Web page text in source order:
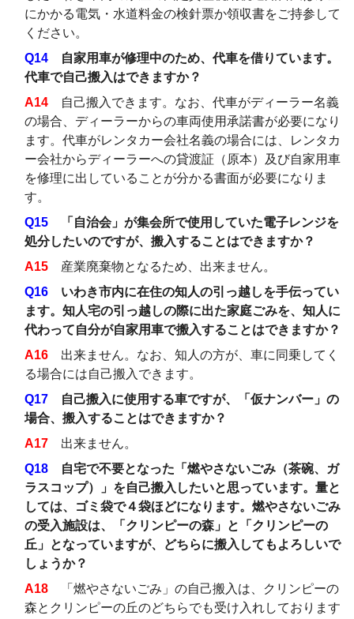
にかかる電気・水道料金の検針票か領収書をご持参して
ください。
Q14
自家用車が修理中のため、代車を借りています。
代車で自己搬入はできますか？
A14 自己搬入できます。なお、代車がディーラー名義
の場合、ディーラーからの車両使用承諾書が必要になり
ます。代車がレンタカー会社名義の場合には、レンタカ
ー会社からディーラーへの貸渡証（原本）及び自家用車
を修理に出していることが分かる書面が必要になりま
す。
Q15
「自治会」が集会所で使用していた電子レンジを
処分したいのですが、搬入することはできますか？
A15 産業廃棄物となるため、出来ません。
Q16
いわき市内に在住の知人の引っ越しを手伝ってい
ます。知人宅の引っ越しの際に出た家庭ごみを、知人に
代わって自分が自家用車で搬入することはできますか？
A16
出来ません。なお、知人の方が、車に同乗してく
る場合には自己搬入できます。
Q17
自己搬入に使用する車ですが、「仮ナンバー」の
場合、搬入することはできますか？
A17 出来ません。
Q18
自宅で不要となった「燃やさないごみ（茶碗、ガ
ラスコップ）」を自己搬入したいと思っています。量と
しては、ゴミ袋で４袋ほどになります。燃やさないごみ
の受入施設は、「クリンピーの森」と「クリンピーの
丘」となっていますが、どちらに搬入してもよろしいで
しょうか？
A18 「燃やさないごみ」の自己搬入は、クリンピーの
森とクリンピーの丘のどちらでも受け入れしております